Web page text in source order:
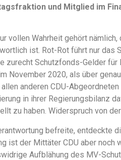
und Mitglied im
vollen Wahrheit gehört nämlich,
ist. Rot-Rot führt nur das
zurecht Schutzfonds-Gelder
November 2020, als über
anderen CDU-
in ihrer Regierungsbilanz
zu haben. Widerspruch von
befreite, entdeckte
ist der Mittäter CDU aber noch
Aufblähung des MV-